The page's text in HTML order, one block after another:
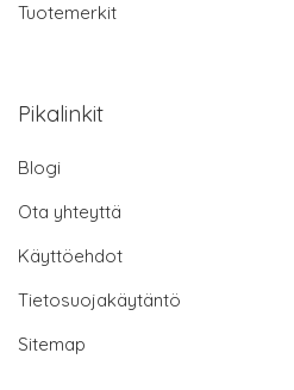
Tuotemerkit
Pikalinkit
Blogi
Ota yhteyttä
Käyttöehdot
Tietosuojakäytäntö
Sitemap